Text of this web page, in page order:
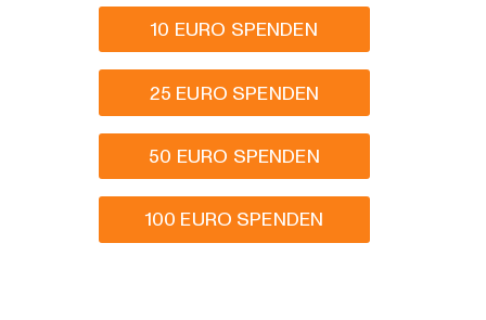
10 EURO SPENDEN
25 EURO SPENDEN
50 EURO SPENDEN
100 EURO SPENDEN